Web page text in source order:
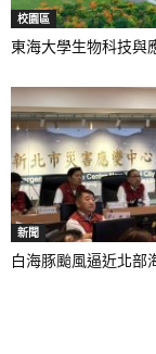
校園區
東海大學生物科技與
新聞
白海豚颱風逼近北部